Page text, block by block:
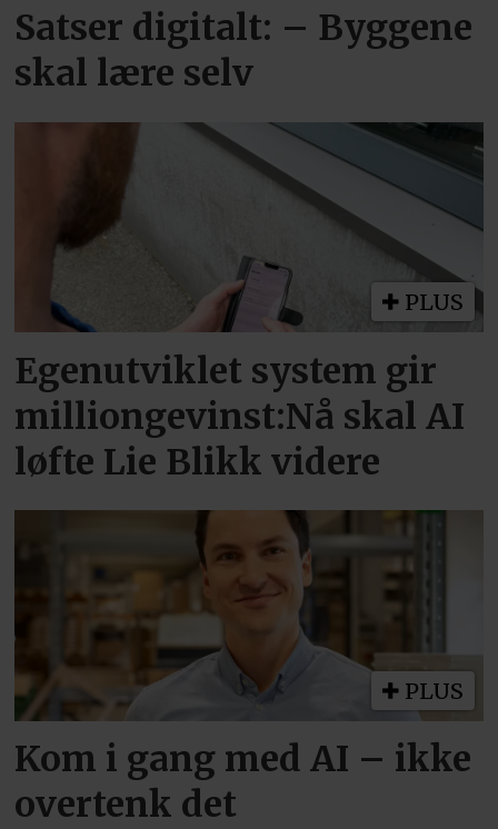
Satser digitalt: – Byggene
skal lære selv
PLUS
Egenutviklet system gir
milliongevinst:Nå skal AI
løfte Lie Blikk videre
PLUS
Kom i gang med AI – ikke
overtenk det